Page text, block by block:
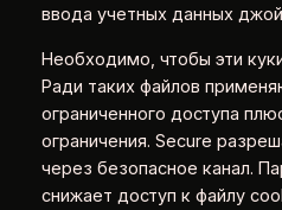
ввода учетных данных
Необходимо, чтобы эти
Ради таких файлов
ограниченного доступа
ограничения. Secure
через безопасное канал.
снижает доступ к файлу